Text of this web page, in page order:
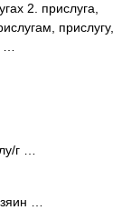
2. прислуга,
прислугу,
г …
…